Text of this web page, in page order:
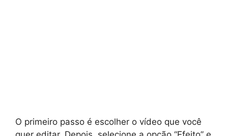
O primeiro passo é escolher o vídeo que você